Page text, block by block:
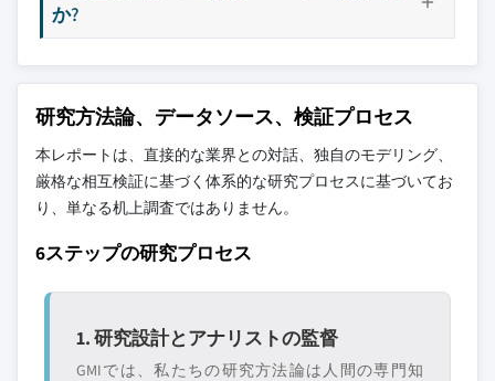
か?
研究方法論、データソース、検証プロセス
本レポートは、直接的な業界との対話、独自のモデリング、
厳格な相互検証に基づく体系的な研究プロセスに基づいてお
り、単なる机上調査ではありません。
6ステップの研究プロセス
1. 研究設計とアナリストの監督
GMIでは、私たちの研究方法論は人間の専門知